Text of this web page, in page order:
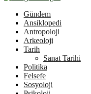
Gündem
Ansiklopedi
Antropoloji
Arkeoloji
Tarih
Sanat Tarihi
Politika
Felsefe
Sosyoloji